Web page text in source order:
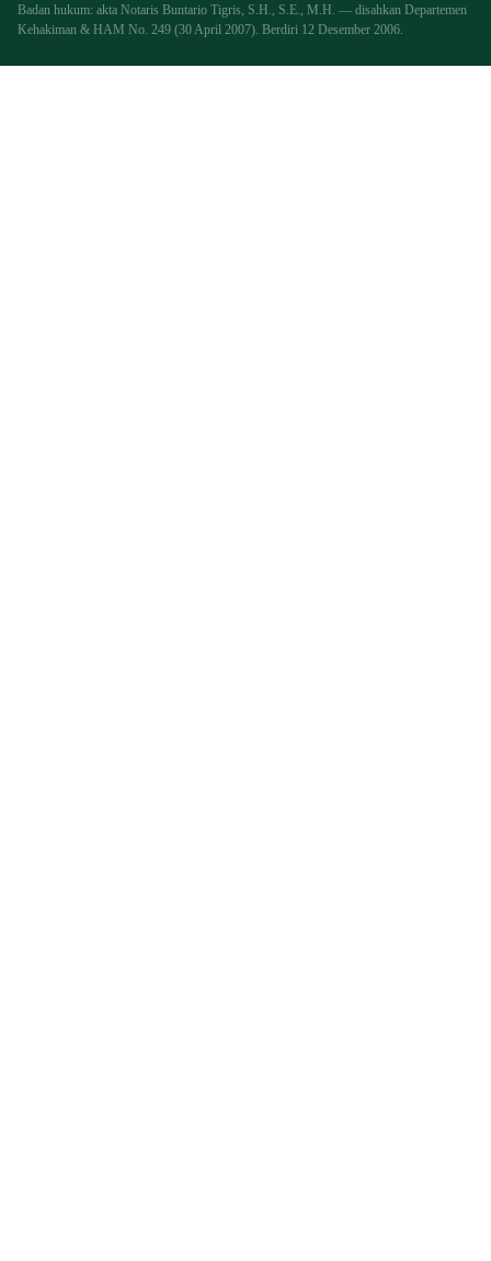
Badan hukum: akta Notaris Buntario Tigris, S.H., S.E., M.H. — disahkan Departemen
Kehakiman & HAM No. 249 (30 April 2007). Berdiri 12 Desember 2006.